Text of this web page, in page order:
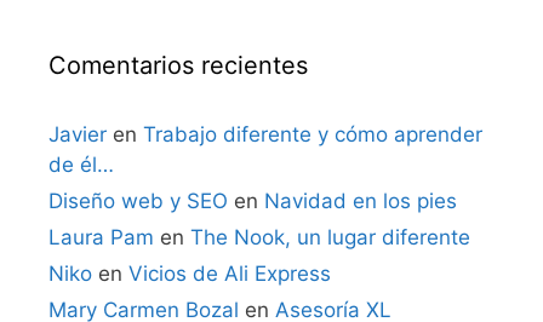
Comentarios recientes
Javier en Trabajo diferente y cómo aprender
de él…
Diseño web y SEO en Navidad en los pies
Laura Pam en The Nook, un lugar diferente
Niko en Vicios de Ali Express
Mary Carmen Bozal en Asesoría XL